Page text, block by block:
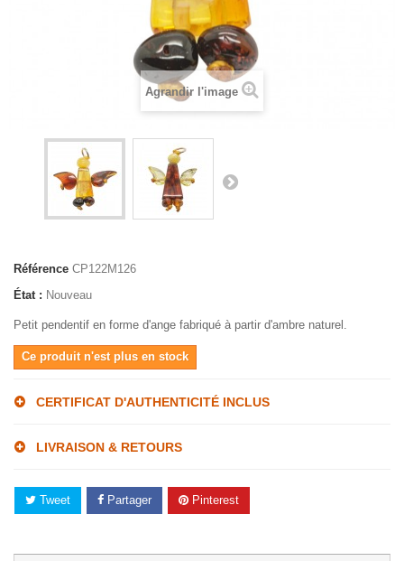
Agrandir l'image
Référence CP122M126
État : Nouveau
Petit pendentif en forme d'ange fabriqué à partir d'ambre naturel.
Ce produit n'est plus en stock
CERTIFICAT D'AUTHENTICITÉ INCLUS
LIVRAISON & RETOURS
Tweet Partager Pinterest